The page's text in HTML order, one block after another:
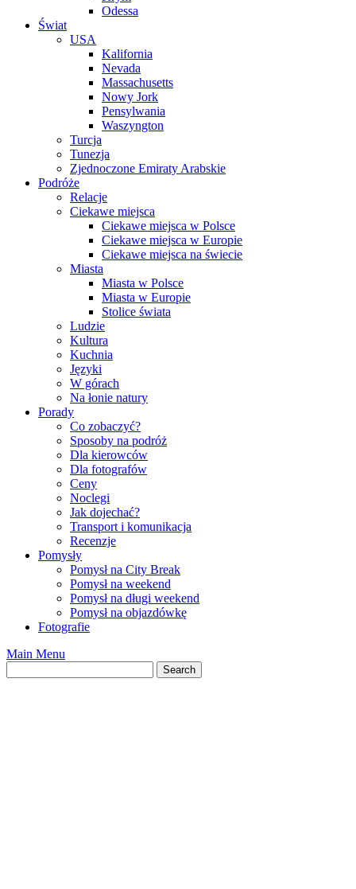
Odessa
Świat
USA
Kalifornia
Nevada
Massachusetts
Nowy Jork
Pensylwania
Waszyngton
Turcja
Tunezja
Zjednoczone Emiraty Arabskie
Podróże
Relacje
Ciekawe miejsca
Ciekawe miejsca w Polsce
Ciekawe miejsca w Europie
Ciekawe miejsca na świecie
Miasta
Miasta w Polsce
Miasta w Europie
Stolice świata
Ludzie
Kultura
Kuchnia
Języki
W górach
Na łonie natury
Porady
Co zobaczyć?
Sposoby na podróż
Dla kierowców
Dla fotografów
Ceny
Noclegi
Jak dojechać?
Transport i komunikacja
Recenzje
Pomysły
Pomysł na City Break
Pomysł na weekend
Pomysł na długi weekend
Pomysł na objazdówkę
Fotografie
Main Menu